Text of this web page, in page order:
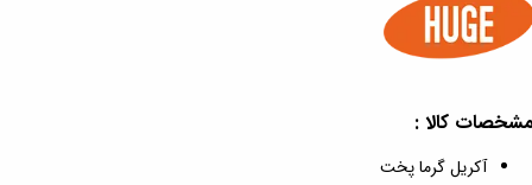
کالا :
آکریل گرما پخت